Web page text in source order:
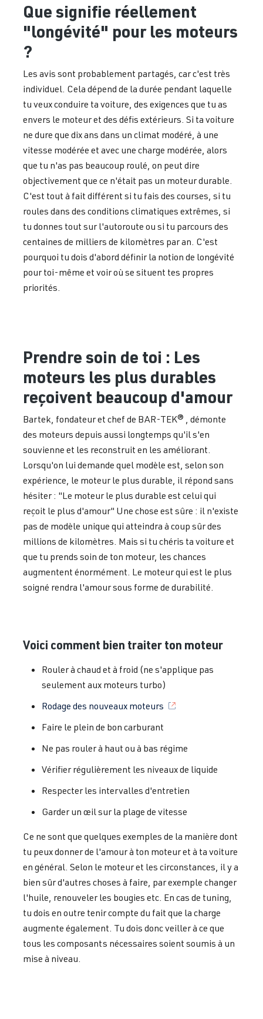
Que signifie réellement
"longévité" pour les moteurs
?
Les avis sont probablement partagés, car c'est très
individuel. Cela dépend de la durée pendant laquelle
tu veux conduire ta voiture, des exigences que tu as
envers le moteur et des défis extérieurs. Si ta voiture
ne dure que dix ans dans un climat modéré, à une
vitesse modérée et avec une charge modérée, alors
que tu n'as pas beaucoup roulé, on peut dire
objectivement que ce n'était pas un moteur durable.
C'est tout à fait différent si tu fais des courses, si tu
roules dans des conditions climatiques extrêmes, si
tu donnes tout sur l'autoroute ou si tu parcours des
centaines de milliers de kilomètres par an. C'est
pourquoi tu dois d'abord définir la notion de longévité
pour toi-même et voir où se situent tes propres
priorités.
Prendre soin de toi : Les
moteurs les plus durables
reçoivent beaucoup d'amour
Bartek, fondateur et chef de BAR-TEK® , démonte
des moteurs depuis aussi longtemps qu'il s'en
souvienne et les reconstruit en les améliorant.
Lorsqu'on lui demande quel modèle est, selon son
expérience, le moteur le plus durable, il répond sans
hésiter : "Le moteur le plus durable est celui qui
reçoit le plus d'amour" Une chose est sûre : il n'existe
pas de modèle unique qui atteindra à coup sûr des
millions de kilomètres. Mais si tu chéris ta voiture et
que tu prends soin de ton moteur, les chances
augmentent énormément. Le moteur qui est le plus
soigné rendra l'amour sous forme de durabilité.
Voici comment bien traiter ton moteur
Rouler à chaud et à froid (ne s'applique pas
seulement aux moteurs turbo)
Rodage des nouveaux moteurs
Faire le plein de bon carburant
Ne pas rouler à haut ou à bas régime
Vérifier régulièrement les niveaux de liquide
Respecter les intervalles d'entretien
Garder un œil sur la plage de vitesse
Ce ne sont que quelques exemples de la manière dont
tu peux donner de l'amour à ton moteur et à ta voiture
en général. Selon le moteur et les circonstances, il y a
bien sûr d'autres choses à faire, par exemple changer
l'huile, renouveler les bougies etc. En cas de tuning,
tu dois en outre tenir compte du fait que la charge
augmente également. Tu dois donc veiller à ce que
tous les composants nécessaires soient soumis à un
mise à niveau.